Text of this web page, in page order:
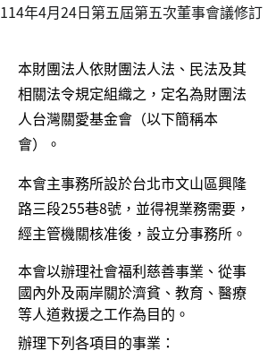
114年4月24日第五屆第五次董事會議修訂
本財團法人依財團法人法、民法及其
相關法令規定組織之，定名為財團法
人台灣關愛基金會（以下簡稱本
會）。
本會主事務所設於台北市文山區興隆
路三段255巷8號，並得視業務需要，
經主管機關核准後，設立分事務所。
本會以辦理社會福利慈善事業、從事
國內外及兩岸關於濟貧、教育、醫療
等人道救援之工作為目的。
辦理下列各項目的事業：